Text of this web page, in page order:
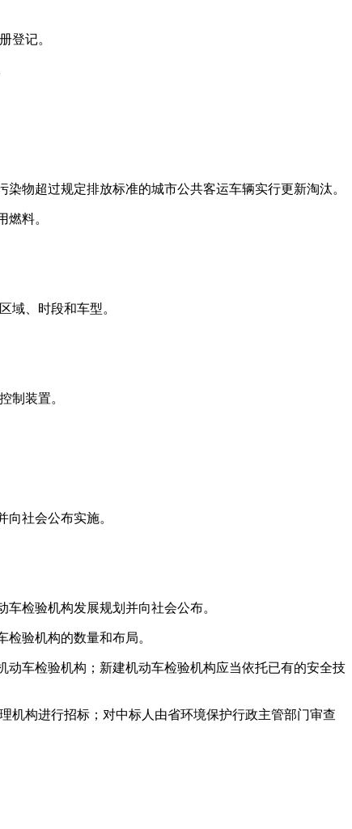
登记。
物超过规定排放标准的城市公共客运车辆实行更新淘汰。
料。
域、时段和车型。
制装置。
社会公布实施。
检验机构发展规划并向社会公布。
验机构的数量和布局。
车检验机构；新建机动车检验机构应当依托已有的安全技
机构进行招标；对中标人由省环境保护行政主管部门审查